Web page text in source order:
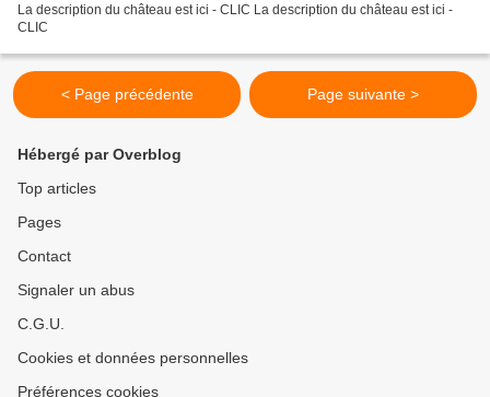
La description du château est ici - CLIC La description du château est ici -
CLIC
< Page précédente Page suivante >
Hébergé par Overblog
Top articles
Pages
Contact
Signaler un abus
C.G.U.
Cookies et données personnelles
Préférences cookies